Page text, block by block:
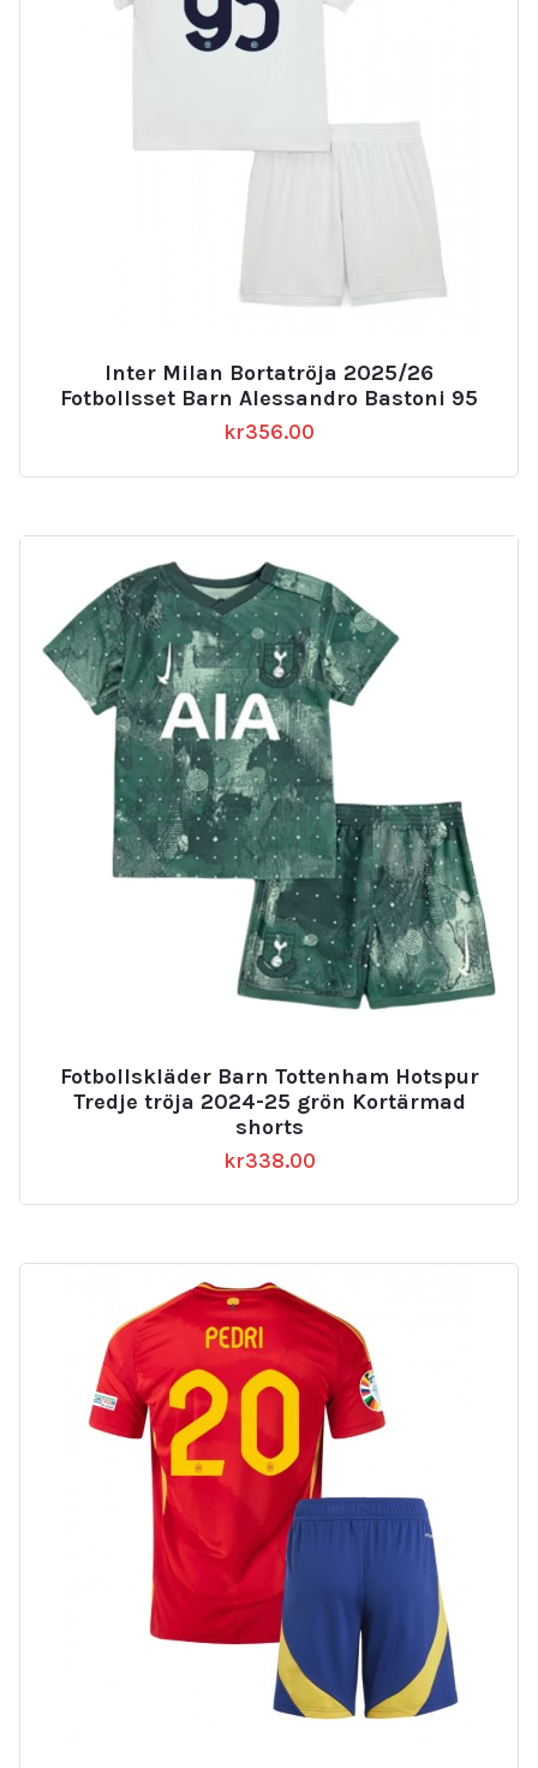
Inter Milan Bortatröja 2025/26
Fotbollsset Barn Alessandro Bastoni 95
kr356.00
Fotbollskläder Barn Tottenham Hotspur
Tredje tröja 2024-25 grön Kortärmad
shorts
kr338.00